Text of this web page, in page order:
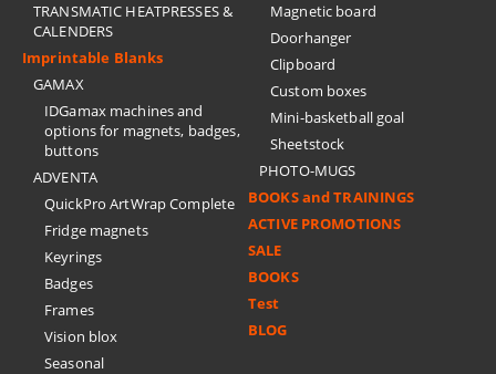
TRANSMATIC HEATPRESSES &
CALENDERS
Imprintable Blanks
GAMAX
IDGamax machines and
options for magnets, badges,
buttons
ADVENTA
QuickPro ArtWrap Complete
Fridge magnets
Keyrings
Badges
Frames
Vision blox
Seasonal
Magnetic board
Doorhanger
Clipboard
Custom boxes
Mini-basketball goal
Sheetstock
PHOTO-MUGS
BOOKS and TRAININGS
ACTIVE PROMOTIONS
SALE
BOOKS
Test
BLOG